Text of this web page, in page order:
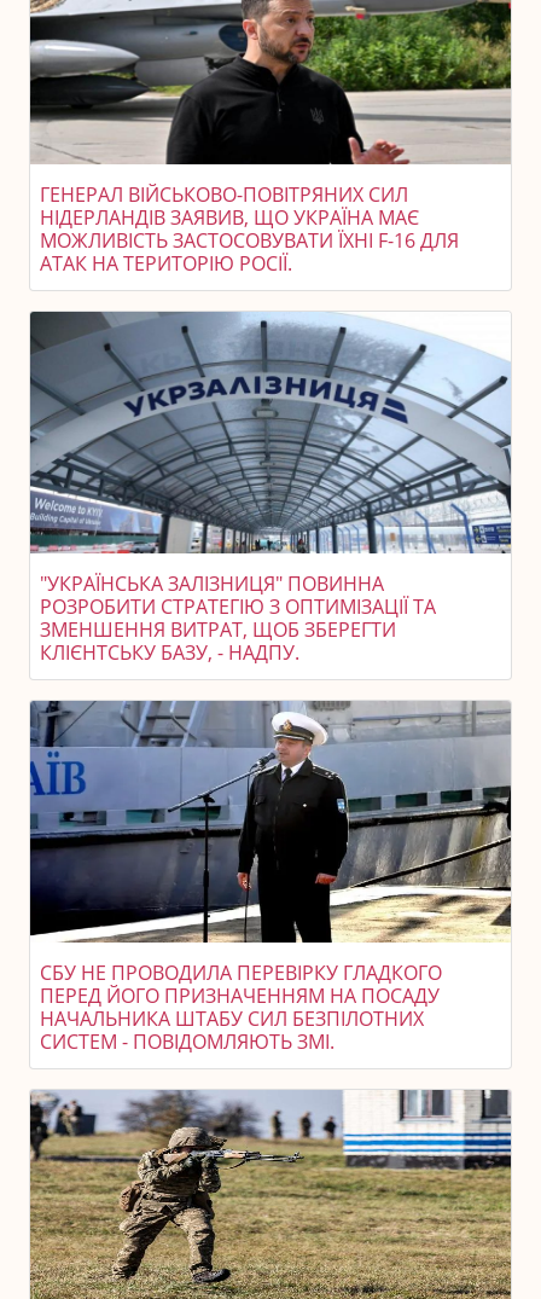
ГЕНЕРАЛ ВІЙСЬКОВО-ПОВІТРЯНИХ СИЛ
НІДЕРЛАНДІВ ЗАЯВИВ, ЩО УКРАЇНА МАЄ
МОЖЛИВІСТЬ ЗАСТОСОВУВАТИ ЇХНІ F-16 ДЛЯ
АТАК НА ТЕРИТОРІЮ РОСІЇ.
"УКРАЇНСЬКА ЗАЛІЗНИЦЯ" ПОВИННА
РОЗРОБИТИ СТРАТЕГІЮ З ОПТИМІЗАЦІЇ ТА
ЗМЕНШЕННЯ ВИТРАТ, ЩОБ ЗБЕРЕГТИ
КЛІЄНТСЬКУ БАЗУ, - НАДПУ.
СБУ НЕ ПРОВОДИЛА ПЕРЕВІРКУ ГЛАДКОГО
ПЕРЕД ЙОГО ПРИЗНАЧЕННЯМ НА ПОСАДУ
НАЧАЛЬНИКА ШТАБУ СИЛ БЕЗПІЛОТНИХ
СИСТЕМ - ПОВІДОМЛЯЮТЬ ЗМІ.